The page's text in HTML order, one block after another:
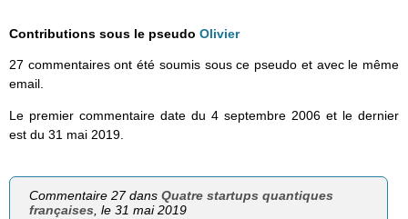
Contributions sous le pseudo Olivier
27 commentaires ont été soumis sous ce pseudo et avec le même
email.
Le premier commentaire date du 4 septembre 2006 et le dernier
est du 31 mai 2019.
Commentaire 27 dansQuatre startups quantiques
françaises, le 31 mai 2019